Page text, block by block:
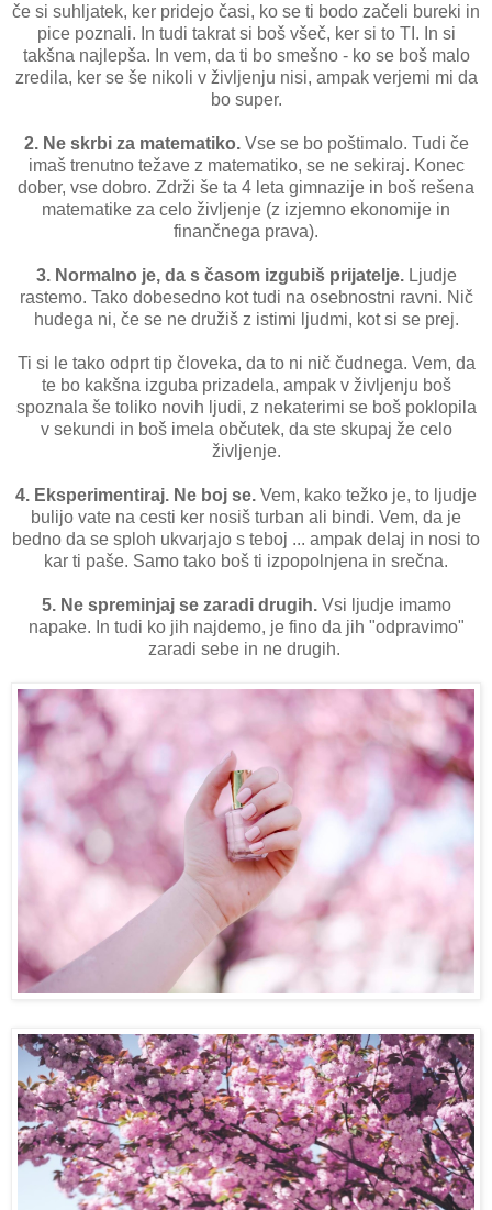
če si suhljatek, ker pridejo časi, ko se ti bodo začeli bureki in
pice poznali. In tudi takrat si boš všeč, ker si to TI. In si
takšna najlepša. In vem, da ti bo smešno - ko se boš malo
zredila, ker se še nikoli v življenju nisi, ampak verjemi mi da
bo super.
2. Ne skrbi za matematiko. Vse se bo poštimalo. Tudi če
imaš trenutno težave z matematiko, se ne sekiraj. Konec
dober, vse dobro. Zdrži še ta 4 leta gimnazije in boš rešena
matematike za celo življenje (z izjemno ekonomije in
finančnega prava).
3. Normalno je, da s časom izgubiš prijatelje. Ljudje
rastemo. Tako dobesedno kot tudi na osebnostni ravni. Nič
hudega ni, če se ne družiš z istimi ljudmi, kot si se prej.
Ti si le tako odprt tip človeka, da to ni nič čudnega. Vem, da
te bo kakšna izguba prizadela, ampak v življenju boš
spoznala še toliko novih ljudi, z nekaterimi se boš poklopila
v sekundi in boš imela občutek, da ste skupaj že celo
življenje.
4. Eksperimentiraj. Ne boj se. Vem, kako težko je, to ljudje
bulijo vate na cesti ker nosiš turban ali bindi. Vem, da je
bedno da se sploh ukvarjajo s teboj ... ampak delaj in nosi to
kar ti paše. Samo tako boš ti izpopolnjena in srečna.
5. Ne spreminjaj se zaradi drugih. Vsi ljudje imamo
napake. In tudi ko jih najdemo, je fino da jih "odpravimo"
zaradi sebe in ne drugih.